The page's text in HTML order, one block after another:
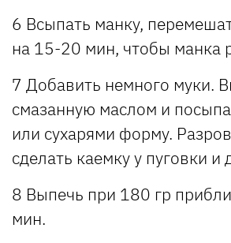
6 Всыпать манку,
на 15-20 мин, чтобы манка
7 Добавить немного муки.
смазанную маслом и
или сухарями форму.
сделать каемку у пуговки и
8 Выпечь при 180 гр
мин.